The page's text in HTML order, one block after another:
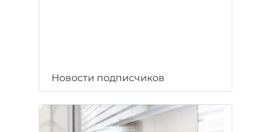
Новости подписчиков